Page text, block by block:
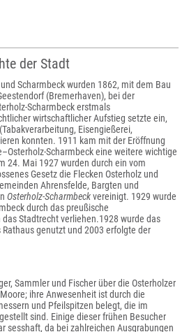
der Stadt
Scharmbeck wurden 1862, mit dem Bau
(Bremerhaven), bei der
Scharmbeck erstmals
wirtschaftlicher Aufstieg setzte ein,
Eisengießerei,
konnten. 1911 kam mit der Eröffnung
Scharmbeck eine weitere wichtige
24. Mai 1927 wurden durch ein vom
Gesetz die Flecken Osterholz und
Ahrensfelde, Bargten und
Osterholz-Scharmbeckvereinigt. 1929 wurde
durch das preußische
Stadtrecht verliehen.1928 wurde das
genutzt und 2003 erfolgte der
Sammler und Fischer über die Osterholzer
ihre Anwesenheit ist durch die
und Pfeilspitzen belegt, die im
sind. Einige dieser frühen Besucher
sesshaft, da bei zahlreichen Ausgrabungen